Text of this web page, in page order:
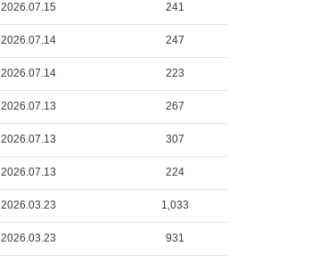
2026.07.15 241
2026.07.14 247
2026.07.14 223
2026.07.13 267
2026.07.13 307
2026.07.13 224
2026.03.23 1,033
2026.03.23 931